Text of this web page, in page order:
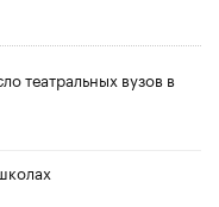
театральных вузов в